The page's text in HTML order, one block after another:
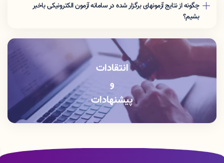
بنویسید و «ورود به آزمون» را بزنید.
چگونه از نتایج آزمونهای برگزار شده در سامانه آزمون الکترونیکی باخبر
بشیم؟
عبور» خود را وارد کرده و سپس کد امنیتی نمایش داده شده را بنویسید و «ورود به
پنل کاربری» را بزنید.
انتقادات
و
پیشنهادات